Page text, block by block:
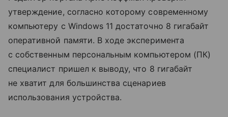
утверждение, согласно которому современному
компьютеру с Windows 11 достаточно 8 гигабайт
оперативной памяти. В ходе эксперимента
с собственным персональным компьютером (ПК)
специалист пришел к выводу, что 8 гигабайт
не хватит для большинства сценариев
использования устройства.